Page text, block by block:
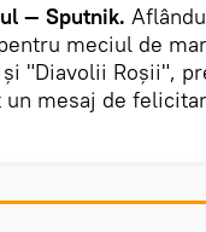
— Sputnik.
meciul de
"Diavolii Roşii",
mesaj de